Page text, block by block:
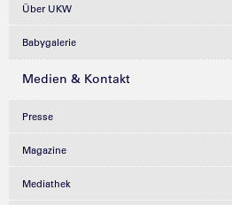
Über UKW
Babygalerie
Medien & Kontakt
Presse
Magazine
Mediathek